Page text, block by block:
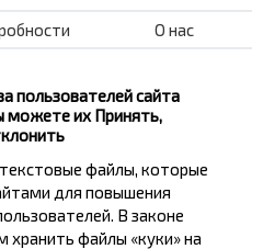
О нас
пользователей сайта
можете их Принять,
файлы, которые
для повышения
В законе
файлы «куки» на